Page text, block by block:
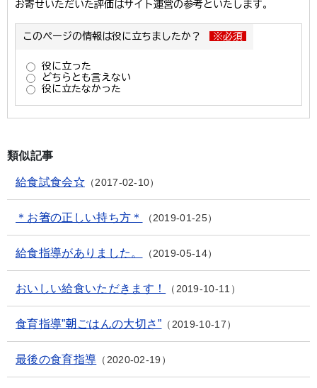
類似記事
給食試食会☆ 2017-02-10
＊お箸の正しい持ち方＊ 2019-01-25
給食指導がありました。 2019-05-14
おいしい給食いただきます！ 2019-10-11
食育指導”朝ごはんの大切さ” 2019-10-17
最後の食育指導 2020-02-19